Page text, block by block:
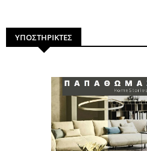
ΥΠΟΣΤΗΡΙΚΤΕΣ